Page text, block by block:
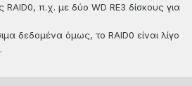
RAID0, π.χ. με δύο WD RE3 δίσκους για
δεδομένα όμως, το RAID0 είναι λίγο